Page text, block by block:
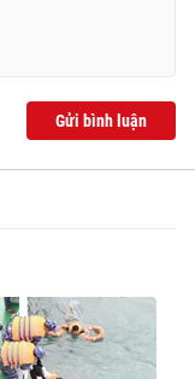
Gửi bình luận